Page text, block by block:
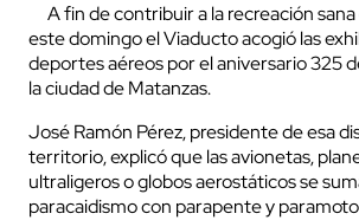
A fin de contribuir a la recreación
este domingo el Viaducto acogió las
deportes aéreos por el aniversario 325
la ciudad de Matanzas.
José Ramón Pérez, presidente de esa
territorio, explicó que las avionetas,
ultraligeros o globos aerostáticos se
paracaidismo con parapente y